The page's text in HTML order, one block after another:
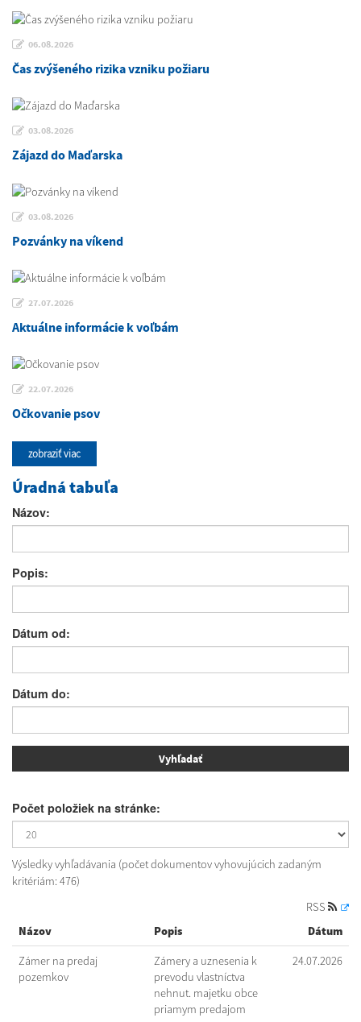
06.08.2026
Čas zvýšeného rizika vzniku požiaru
03.08.2026
Zájazd do Maďarska
03.08.2026
Pozvánky na víkend
27.07.2026
Aktuálne informácie k voľbám
22.07.2026
Očkovanie psov
zobraziť viac
Úradná tabuľa
Názov:
Popis:
Dátum od:
Dátum do:
Počet položiek na stránke:
Výsledky vyhľadávania (počet dokumentov vyhovujúcich zadaným
kritériám: 476)
RSS
Názov
Popis Dátum
Zámer na predaj
pozemkov
Zámery a uznesenia k
prevodu vlastníctva
nehnut. majetku obce
priamym predajom
24.07.2026